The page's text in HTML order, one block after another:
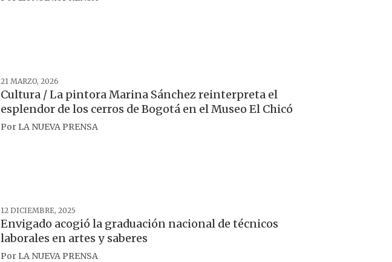
21 MARZO, 2026
Cultura / La pintora Marina Sánchez reinterpreta el
esplendor de los cerros de Bogotá en el Museo El Chicó
Por LA NUEVA PRENSA
12 DICIEMBRE, 2025
Envigado acogió la graduación nacional de técnicos
laborales en artes y saberes
Por LA NUEVA PRENSA